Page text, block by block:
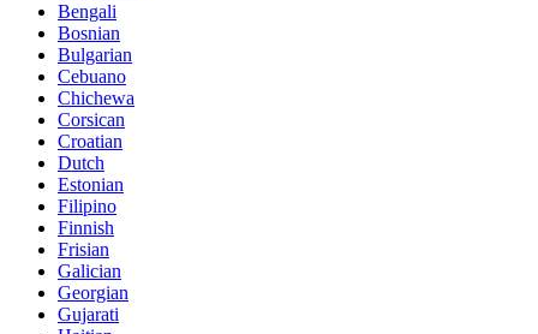
Bengali
Bosnian
Bulgarian
Cebuano
Chichewa
Corsican
Croatian
Dutch
Estonian
Filipino
Finnish
Frisian
Galician
Georgian
Gujarati